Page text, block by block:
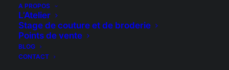
A PROPOS
L’Atelier
Stage de couture et de broderie
Points de vente
BLOG
CONTACT
couleur marine, kaki, rouge, gris, noir, safran,
bleu horizon, caramel et écru.
Me contacter impérativement pour connaitre
les délais de livraison.